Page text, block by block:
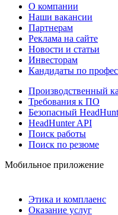
О компании
Наши вакансии
Партнерам
Реклама на сайте
Новости и статьи
Инвесторам
Кандидаты по
Производственный
Требования к ПО
Безопасный
HeadHunter API
Поиск работы
Поиск по резюме
Мобильное приложение
Этика и комплаенс
Оказание услуг